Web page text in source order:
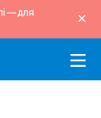
— для